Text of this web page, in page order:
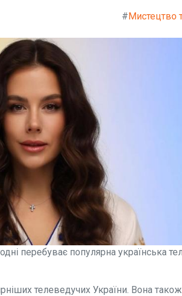
#Мистецтво
перебуває популярна українська
телеведучих України. Вона